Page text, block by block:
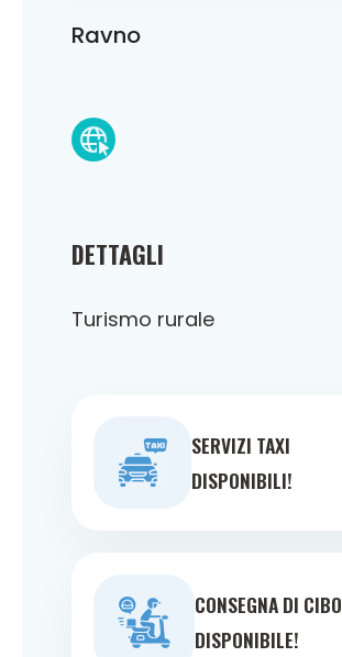
DETTAGLI
Turismo rurale
SERVIZI TAXI
DISPONIBILI!
CONSEGNA DI CIBO
DISPONIBILE!
Ravno